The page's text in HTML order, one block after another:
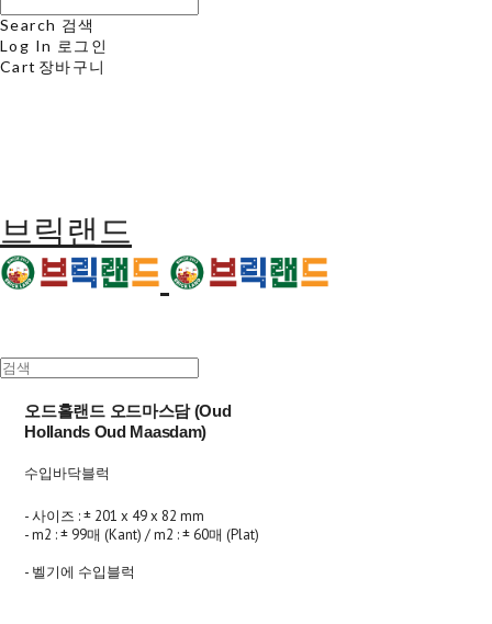
Search 검색
Log In 로그인
Cart 장바구니
브릭랜드
오드홀랜드 오드마스담 (Oud
Hollands Oud Maasdam)
수입바닥블럭
- 사이즈 : ± 201 x 49 x 82 mm
- m2 : ± 99매 (Kant) / m2 : ± 60매 (Plat)
- 벨기에 수입블럭